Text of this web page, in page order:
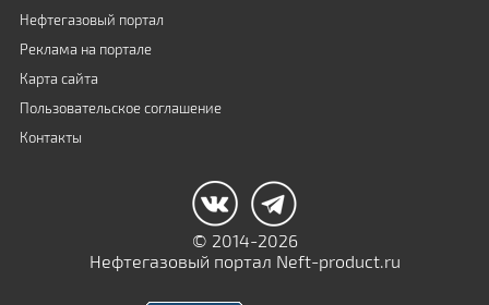
Нефтегазовый портал
Реклама на портале
Карта сайта
Пользовательское соглашение
Контакты
© 2014-2026
Нефтегазовый портал Neft-product.ru